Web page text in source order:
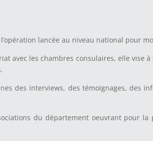
lancée au niveau national pour
avec les chambres consulaires, elle vise
des interviews, des témoignages, des
du département oeuvrant pour